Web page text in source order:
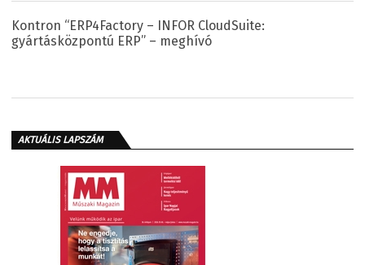
Kontron “ERP4Factory – INFOR CloudSuite:
gyártásközpontú ERP” – meghívó
AKTUÁLIS LAPSZÁM